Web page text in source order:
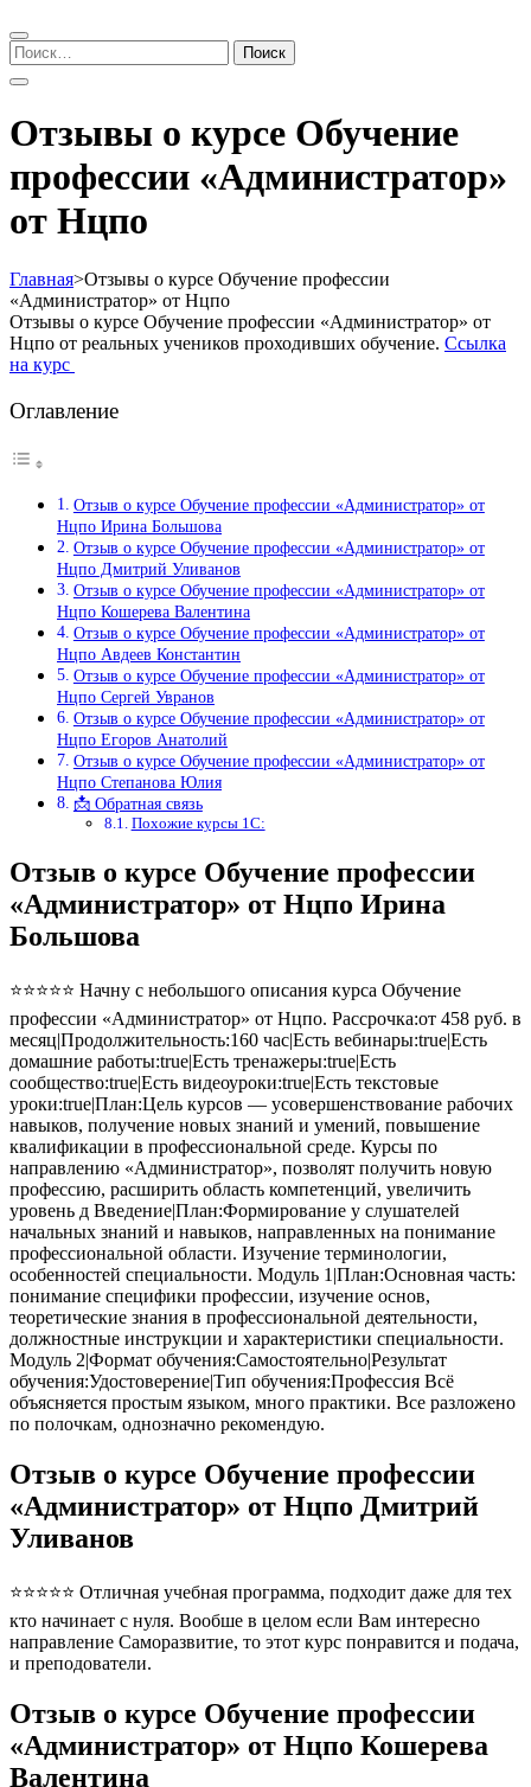
Найти:
Отзывы о курсе Обучение
профессии «Администратор»
от Нцпо
Главная>Отзывы о курсе Обучение профессии
«Администратор» от Нцпо
Отзывы о курсе Обучение профессии «Администратор» от
Нцпо от реальных учеников проходивших обучение. Ссылка
на курс
Оглавление
Отзыв о курсе Обучение профессии «Администратор» от
Нцпо Ирина Большова
Отзыв о курсе Обучение профессии «Администратор» от
Нцпо Дмитрий Уливанов
Отзыв о курсе Обучение профессии «Администратор» от
Нцпо Кошерева Валентина
Отзыв о курсе Обучение профессии «Администратор» от
Нцпо Авдеев Константин
Отзыв о курсе Обучение профессии «Администратор» от
Нцпо Сергей Увранов
Отзыв о курсе Обучение профессии «Администратор» от
Нцпо Егоров Анатолий
Отзыв о курсе Обучение профессии «Администратор» от
Нцпо Степанова Юлия
📩 Обратная связь
Похожие курсы 1С:
Отзыв о курсе Обучение профессии
«Администратор» от Нцпо Ирина
Большова
⭐⭐⭐⭐⭐ Начну с небольшого описания курса Обучение
профессии «Администратор» от Нцпо. Рассрочка:от 458 руб. в
месяц|Продолжительность:160 час|Есть вебинары:true|Есть
домашние работы:true|Есть тренажеры:true|Есть
сообщество:true|Есть видеоуроки:true|Есть текстовые
уроки:true|План:Цель курсов — усовершенствование рабочих
навыков, получение новых знаний и умений, повышение
квалификации в профессиональной среде. Курсы по
направлению «Администратор», позволят получить новую
профессию, расширить область компетенций, увеличить
уровень д Введение|План:Формирование у слушателей
начальных знаний и навыков, направленных на понимание
профессиональной области. Изучение терминологии,
особенностей специальности. Модуль 1|План:Основная часть:
понимание специфики профессии, изучение основ,
теоретические знания в профессиональной деятельности,
должностные инструкции и характеристики специальности.
Модуль 2|Формат обучения:Самостоятельно|Результат
обучения:Удостоверение|Тип обучения:Профессия Всё
объясняется простым языком, много практики. Все разложено
по полочкам, однозначно рекомендую.
Отзыв о курсе Обучение профессии
«Администратор» от Нцпо Дмитрий
Уливанов
⭐⭐⭐⭐⭐ Отличная учебная программа, подходит даже для тех
кто начинает с нуля. Вообше в целом если Вам интересно
направление Саморазвитие, то этот курс понравится и подача,
и преподователи.
Отзыв о курсе Обучение профессии
«Администратор» от Нцпо Кошерева
Валентина